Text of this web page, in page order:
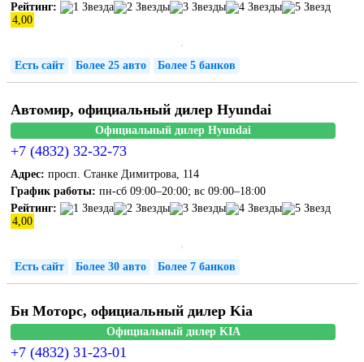
Рейтинг:
4,00
Есть сайт Более 25 авто Более 5 банков
Автомир, официальный дилер Hyundai
Официальный дилер Hyundai
+7 (4832) 32-32-73
Адрес: просп. Станке Димитрова, 114
График работы: пн-сб 09:00–20:00; вс 09:00–18:00
Рейтинг:
4,00
Есть сайт Более 30 авто Более 7 банков
Бн Моторс, официальный дилер Kia
Официальный дилер KIA
+7 (4832) 31-23-01